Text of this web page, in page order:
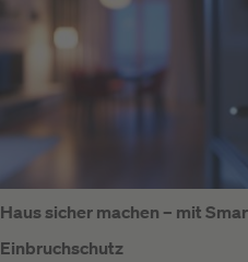
Haus sicher machen – mit
Einbruchschutz